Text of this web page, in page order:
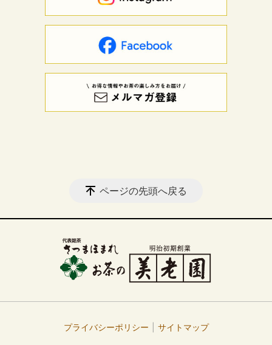
ページの先頭へ戻る
プライバシーポリシー サイトマップ